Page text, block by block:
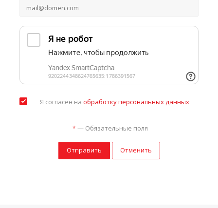
Я согласен на обработку персональных данных
* — Обязательные поля
Отправить Отменить